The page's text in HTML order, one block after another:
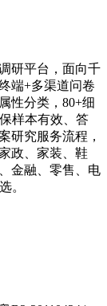
研平台，面向千
端+多渠道问卷
性分类，80+细
样本有效、答
研究服务流程，
政、家装、鞋
金融、零售、电
。